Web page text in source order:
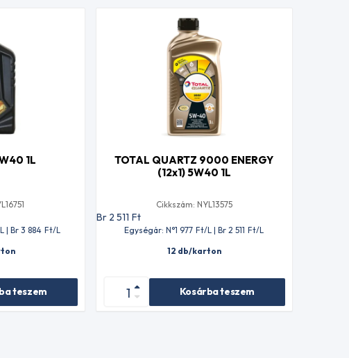
1L
| Br 3 884 Ft/L
teszem
TOTAL QUARTZ 9000 ENERGY
(12x1) 5W40 1L
Cikkszám: NYL13575
Br 2 511 Ft
Egységár: N°1 977 Ft/L | Br 2 511 Ft/L
12 db/karton
Kosárba teszem